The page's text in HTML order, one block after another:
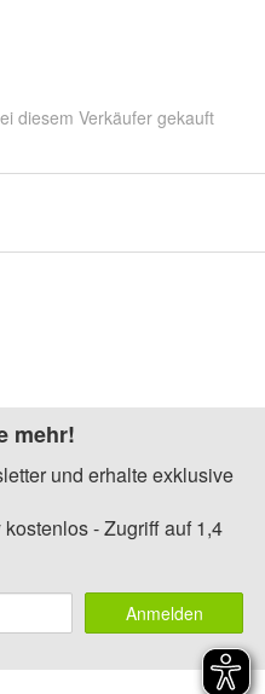
diesem Verkäufer gekauft
mehr!
und erhalte exklusive
- Zugriff auf 1,4
Anmelden